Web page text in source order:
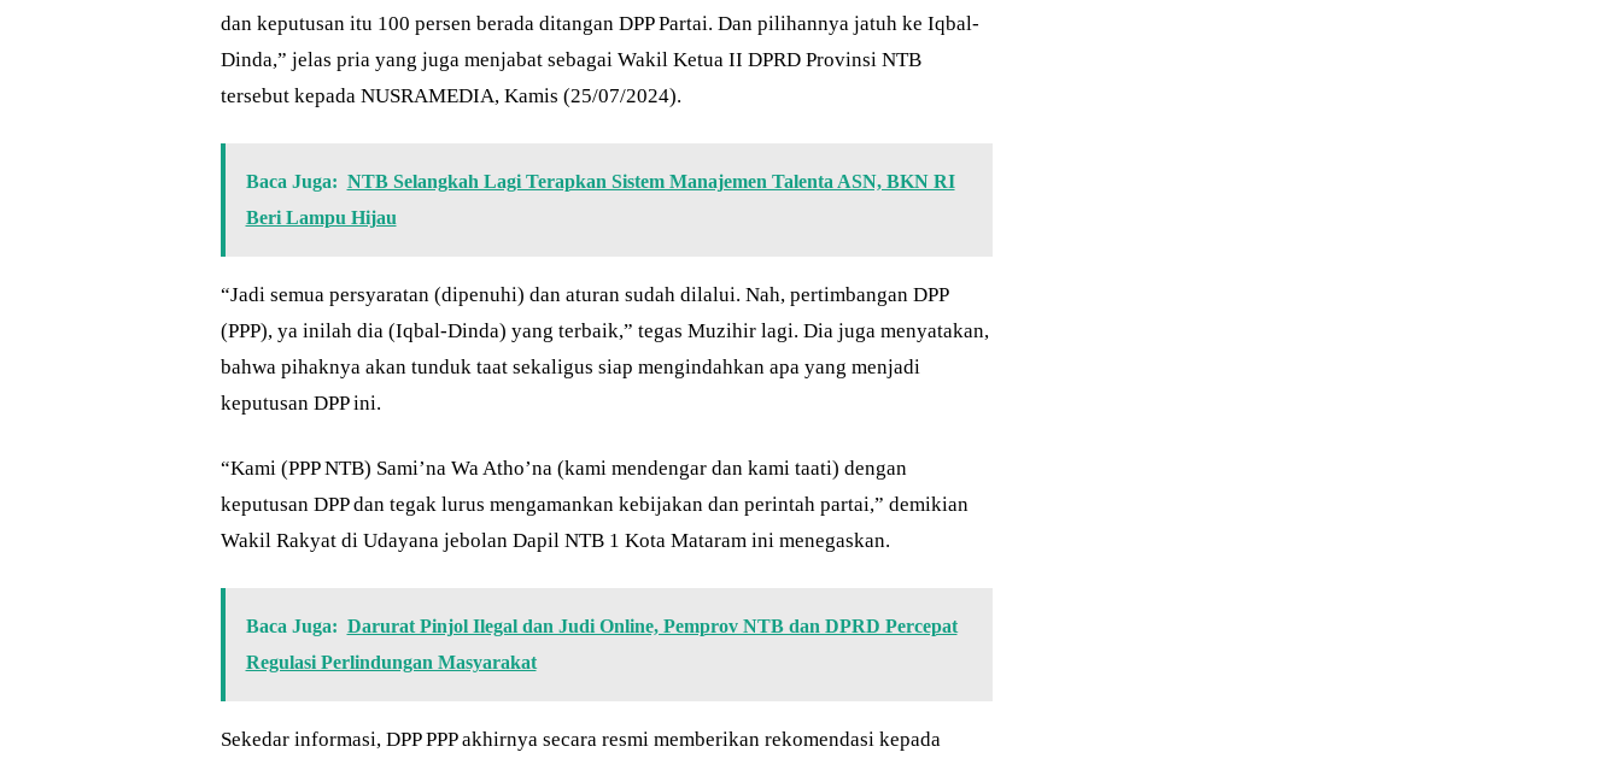
dan keputusan itu 100 persen berada ditangan DPP Partai. Dan pilihannya jatuh ke Iqbal-
Dinda,” jelas pria yang juga menjabat sebagai Wakil Ketua II DPRD Provinsi NTB
tersebut kepada NUSRAMEDIA, Kamis (25/07/2024).
Baca Juga: NTB Selangkah Lagi Terapkan Sistem Manajemen Talenta ASN, BKN RI
Beri Lampu Hijau
“Jadi semua persyaratan (dipenuhi) dan aturan sudah dilalui. Nah, pertimbangan DPP
(PPP), ya inilah dia (Iqbal-Dinda) yang terbaik,” tegas Muzihir lagi. Dia juga menyatakan,
bahwa pihaknya akan tunduk taat sekaligus siap mengindahkan apa yang menjadi
keputusan DPP ini.
“Kami (PPP NTB) Sami’na Wa Atho’na (kami mendengar dan kami taati) dengan
keputusan DPP dan tegak lurus mengamankan kebijakan dan perintah partai,” demikian
Wakil Rakyat di Udayana jebolan Dapil NTB 1 Kota Mataram ini menegaskan.
Baca Juga: Darurat Pinjol Ilegal dan Judi Online, Pemprov NTB dan DPRD Percepat
Regulasi Perlindungan Masyarakat
Sekedar informasi, DPP PPP akhirnya secara resmi memberikan rekomendasi kepada